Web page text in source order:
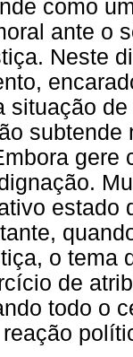
como
ante o
Neste
situação
gere
estado
o tema
de
todo o